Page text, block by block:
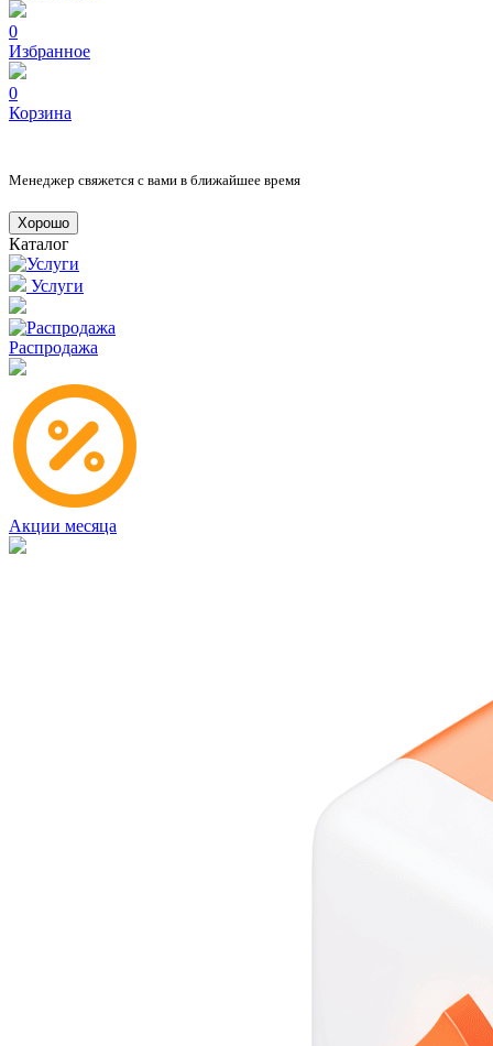
0
Избранное
0
Корзина
Менеджер свяжется с вами в ближайшее время
Хорошо
Каталог
Услуги
Распродажа
Акции месяца